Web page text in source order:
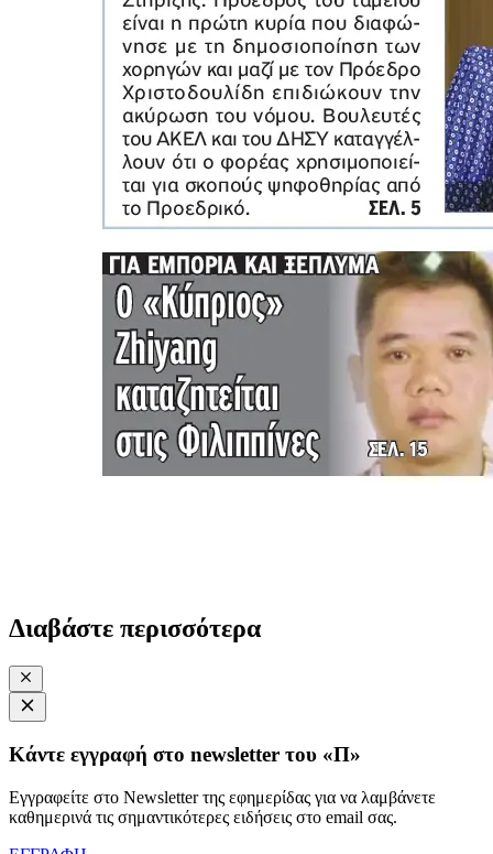
Διαβάστε περισσότερα
Κάντε εγγραφή στο newsletter του «Π»
Εγγραφείτε στο Newsletter της εφημερίδας για να λαμβάνετε
καθημερινά τις σημαντικότερες ειδήσεις στο email σας.